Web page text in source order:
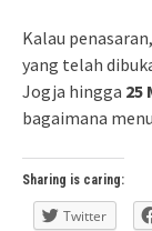
Kalau
yang telah
Jogja hingga 25
bagaimana
Sharing is caring:
Twitter